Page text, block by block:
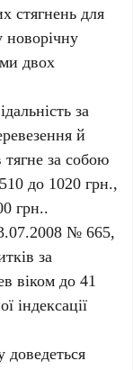
стягнень для
новорічну
двох
за
й
тягне за собою
до 1020 грн.,
грн..
№ 665,
за
віком до 41
індексації
доведеться